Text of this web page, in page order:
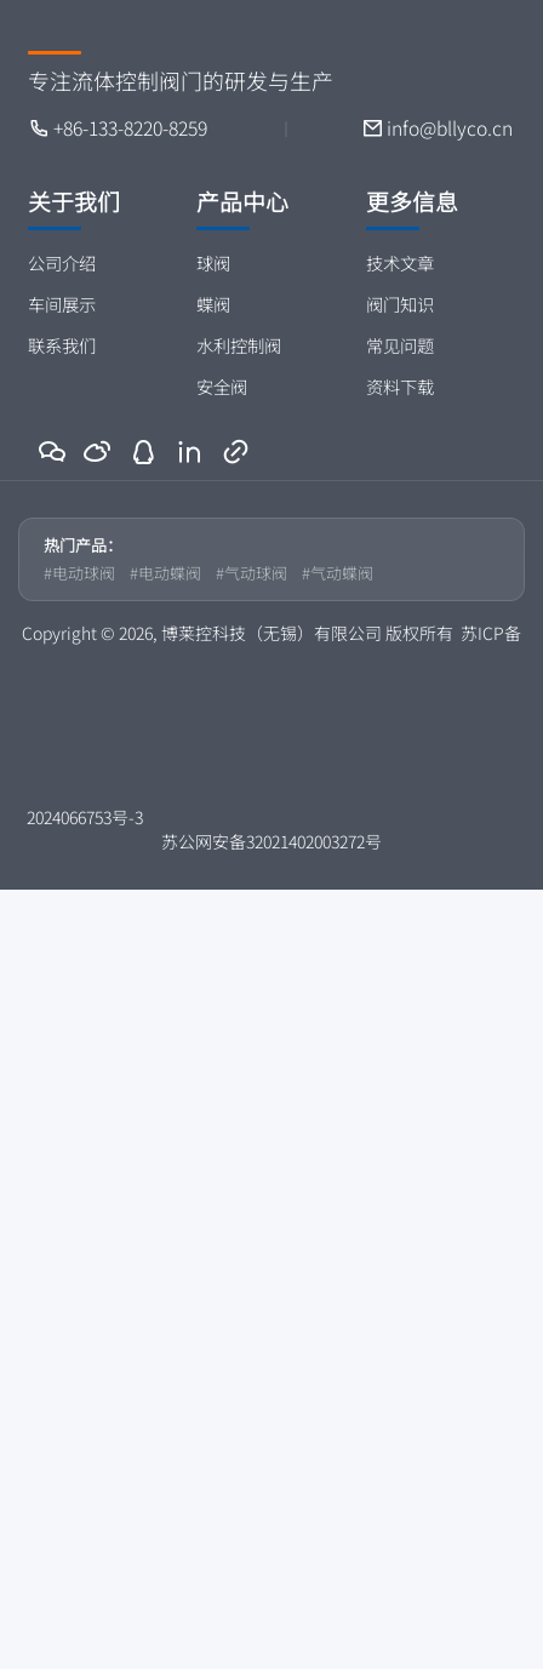
专注流体控制阀门的研发与生产
+86-133-8220-8259 info@bllyco.cn
关于我们
公司介绍
车间展示
联系我们
产品中心
球阀
蝶阀
水利控制阀
安全阀
更多信息
技术文章
阀门知识
常见问题
资料下载
热门产品：
电动球阀
电动蝶阀 气动球阀 气动蝶阀
Copyright © 2026, 博莱控科技（无锡）有限公司 版权所有 苏ICP备
2024066753号-3
苏公网安备32021402003272号